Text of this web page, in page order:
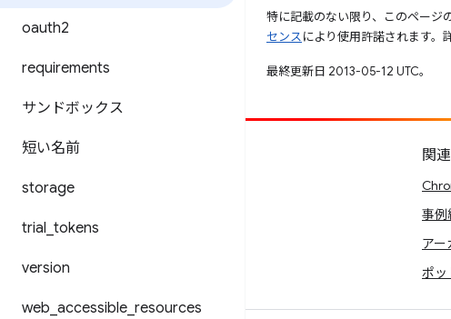
oauth2
requirements
サンドボックス
短い名前
storage
trial tokens
version
web accessible resources
特に記載のない限り、このページ
センスにより使用許諾されます。
最終更新日 2013-05-12 UTC。
投稿
バグを報告
関
事例
アー
ポッ